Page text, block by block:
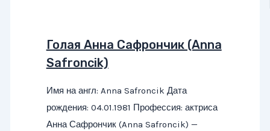
Голая Анна Сафрончик (Anna
Safroncik)
Имя на англ: Anna Safroncik Дата
рождения: 04.01.1981 Профессия: актриса
Анна Сафрончик (Anna Safroncik) —